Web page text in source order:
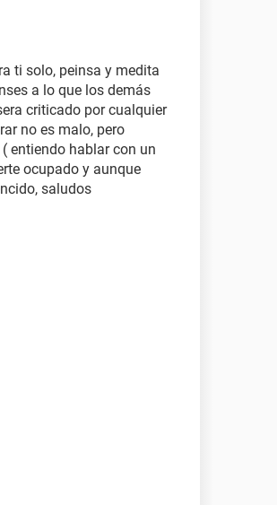
ti solo, peinsa y medita
a lo que los demás
criticado por cualquier
no es malo, pero
entiendo hablar con un
ocupado y aunque
saludos